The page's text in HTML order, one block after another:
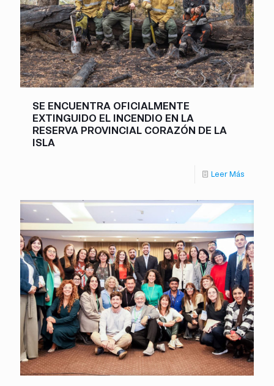
SE ENCUENTRA OFICIALMENTE
EXTINGUIDO EL INCENDIO EN LA
RESERVA PROVINCIAL CORAZÓN DE LA
ISLA
Leer Más